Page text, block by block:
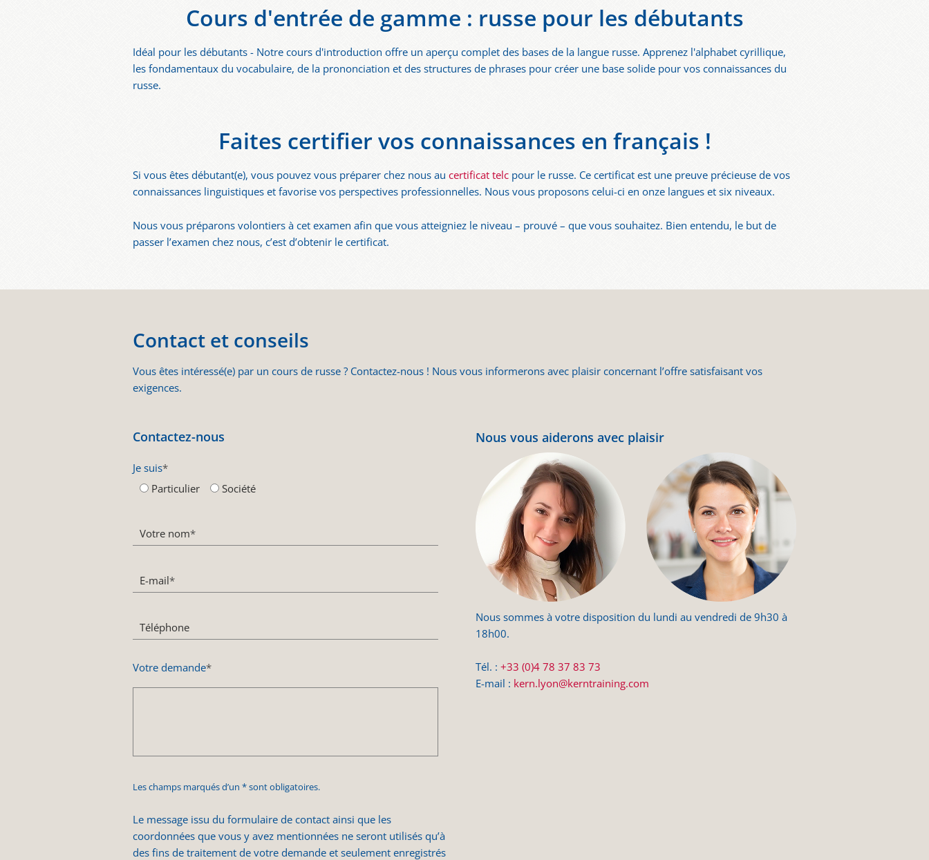
Cours d'entrée de gamme : russe pour les débutants
Idéal pour les débutants - Notre cours d'introduction offre un aperçu complet des bases de la langue russe. Apprenez l'alphabet cyrillique,
les fondamentaux du vocabulaire, de la prononciation et des structures de phrases pour créer une base solide pour vos connaissances du
russe.
Faites certifier vos connaissances en français !
Si vous êtes débutant(e), vous pouvez vous préparer chez nous au certificat telc pour le russe. Ce certificat est une preuve précieuse de vos
connaissances linguistiques et favorise vos perspectives professionnelles. Nous vous proposons celui-ci en onze langues et six niveaux.
Nous vous préparons volontiers à cet examen afin que vous atteigniez le niveau – prouvé – que vous souhaitez. Bien entendu, le but de
passer l’examen chez nous, c’est d’obtenir le certificat.
Contact et conseils
Vous êtes intéressé(e) par un cours de russe ? Contactez-nous ! Nous vous informerons avec plaisir concernant l’offre satisfaisant vos
exigences.
Contactez-nous
Je suis*
Particulier
Société
Votre nom*
E-mail*
Téléphone
Votre demande*
Les champs marqués d’un * sont obligatoires.
Le message issu du formulaire de contact ainsi que les
coordonnées que vous y avez mentionnées ne seront utilisés qu’à
des fins de traitement de votre demande et seulement enregistrés
Nous vous aiderons avec plaisir
Nous sommes à votre disposition du lundi au vendredi de 9h30 à
18h00.
Tél. : +33 (0)4 78 37 83 73
E-mail : kern.lyon@kerntraining.com